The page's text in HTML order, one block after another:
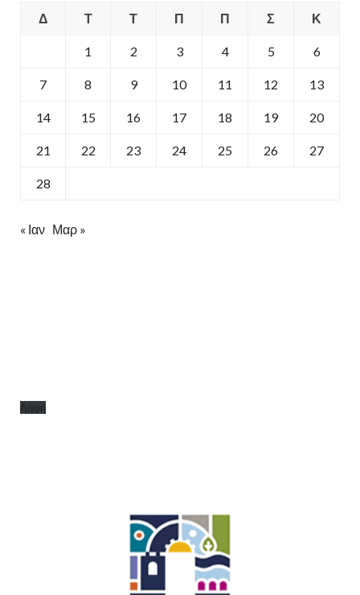
Δ
Τ Τ Π Π Σ Κ
1 2 3 4 5 6
7 8 9 10 11 12 13
14 15 16 17 18 19 20
21 22 23 24 25 26 27
28
« Ιαν Μαρ »
Λήψη